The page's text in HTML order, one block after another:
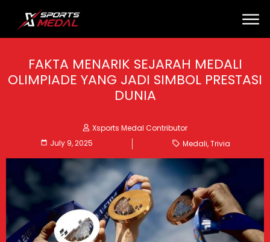
FAKTA MENARIK SEJARAH MEDALI
OLIMPIADE YANG JADI SIMBOL PRESTASI
DUNIA
Xsports Medal Contributor
July 9, 2025
Medali,Trivia